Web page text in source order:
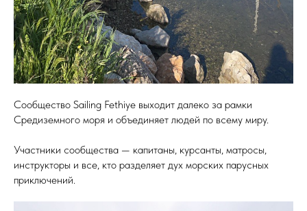
Сообщество Sailing Fethiye выходит далеко за рамки
Средиземного моря и объединяет людей по всему миру.
Участники сообщества — капитаны, курсанты, матросы,
инструкторы и все, кто разделяет дух морских парусных
приключений.